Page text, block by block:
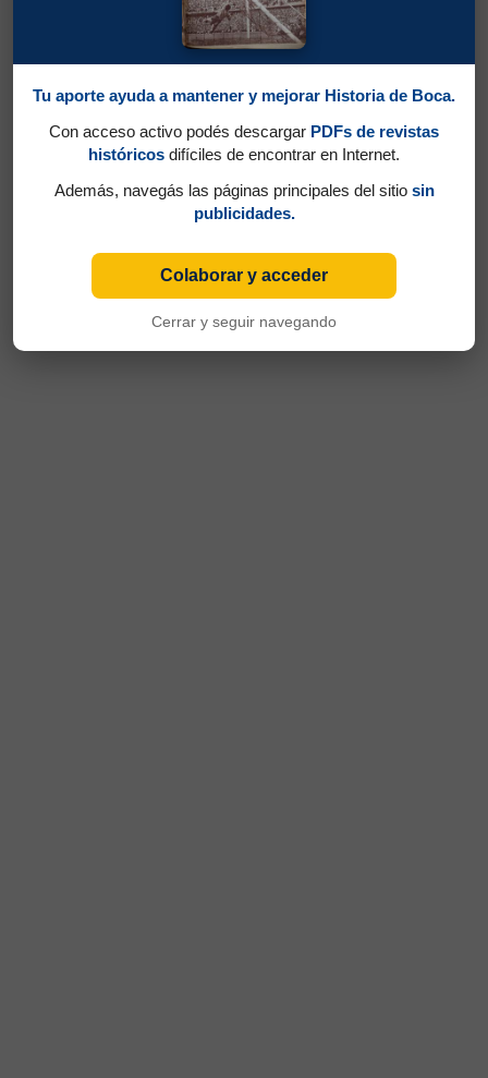
Tu aporte ayuda a mantener y mejorar Historia de Boca.
Con acceso activo podés descargar PDFs de revistas
históricos difíciles de encontrar en Internet.
Además, navegás las páginas principales del sitio sin
publicidades.
Colaborar y acceder
Cerrar y seguir navegando